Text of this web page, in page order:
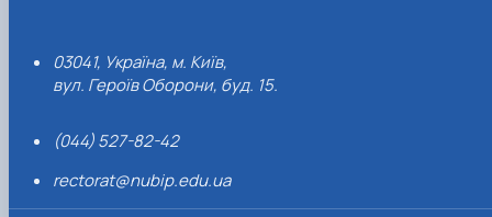
03041, Україна, м. Київ,
вул. Героїв Оборони, буд. 15.
(044) 527-82-42
rectorat@nubip.edu.ua